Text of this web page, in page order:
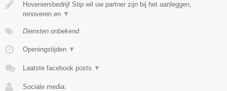
Hoveniersbedrijf Stip wil uw partner zijn bij het aanleggen,
renoveren en ▼
Diensten onbekend
Openingstijden ▼
Laatste facebook posts ▼
Sociale media: